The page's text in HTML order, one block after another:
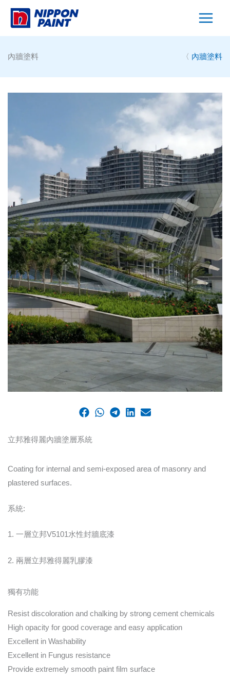
Skip
內牆塗料 〈 內牆塗料
立邦雅得麗內牆塗層系統
Coating for internal and semi-exposed area of masonry and
plastered surfaces.
系統:
1. 一層立邦V5101水性封牆底漆
2. 兩層立邦雅得麗乳膠漆
獨有功能
Resist discoloration and chalking by strong cement chemicals
High opacity for good coverage and easy application
Excellent in Washability
Excellent in Fungus resistance
Provide extremely smooth paint film surface